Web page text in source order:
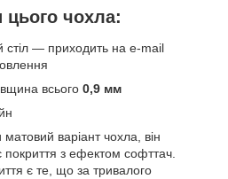
цього чохла:
стіл — приходить на e-mail
всього 0,9 мм
варіант чохла, він
покриття з ефектом софттач.
є те, що за тривалого